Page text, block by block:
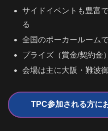
サイドイベントも豊富
る
全国のポーカールーム
プライズ（賞金/契約金
会場は主に大阪・難波
TPC参加される方に